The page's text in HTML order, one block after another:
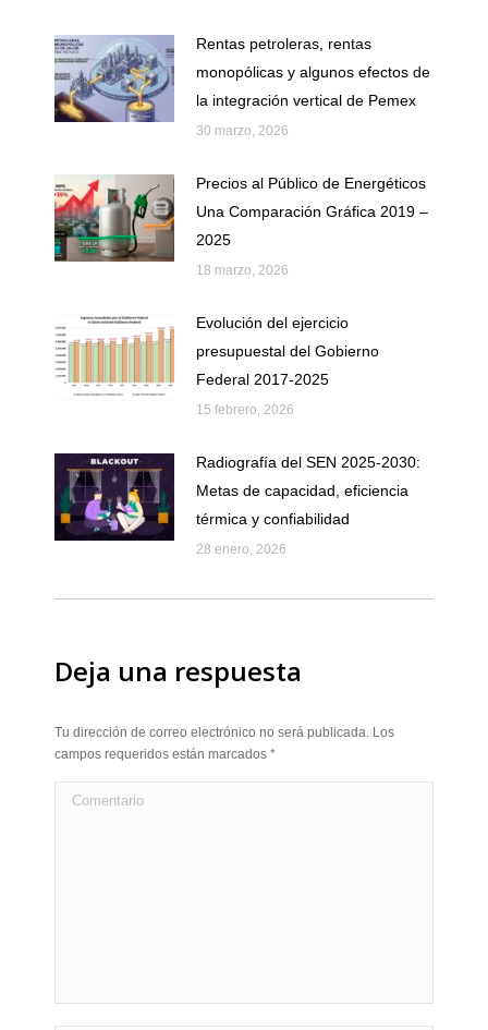
Rentas petroleras, rentas
monopólicas y algunos efectos de
la integración vertical de Pemex
30 marzo, 2026
Precios al Público de Energéticos
Una Comparación Gráfica 2019 –
2025
18 marzo, 2026
Evolución del ejercicio
presupuestal del Gobierno
Federal 2017-2025
15 febrero, 2026
Radiografía del SEN 2025-2030:
Metas de capacidad, eficiencia
térmica y confiabilidad
28 enero, 2026
Deja una respuesta
Tu dirección de correo electrónico no será publicada. Los
campos requeridos están marcados *
Comentario